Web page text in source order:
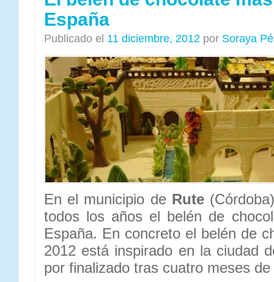
España
Publicado el 11 diciembre, 2012 por Soraya
En el municipio deRute
todos los años el belén de
España. En concreto el belén de
2012 está inspirado en la ciudad
por finalizado tras cuatro meses